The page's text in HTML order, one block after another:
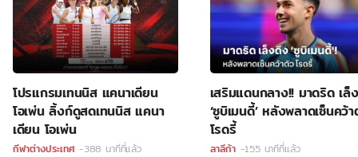
โปรแกรมเทนนิส แคนาเดียน
โอเพ่น ลิ้งก์ดูสดเทนนิส แคนา
เดียน โอเพ่น
กีฬาต่างประเทศ -388 นาทีที่แล้ว
เสริมแดนกลาง!! มาดริด เล็
‘ซูบิเมนดี้’ หลังพลาดเซ็นคว้
โรดรี้
ลาลีก้า -155 นาทีที่แล้ว